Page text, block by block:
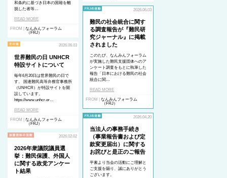
和条約に基づき日本の国籍を離
脱した者等…
READ MORE
FROM | なんみんフォーラム
（FRJ）
2026.06.03
難民の社会統合に関す
る調査報告が『難民研
究ジャーナル』に掲載
されました
このたび、なんみんフォーラム
が実施した難民支援団体へのア
ンケート調査をもとに執筆した
報告「日本における難民の社会
統合に関…
READ MORE
FROM | なんみんフォーラム
（FRJ）
2026.06.03
世界難民の日 UNHCR
特設サイトについて
毎年6月20日は世界難民の日で
す。 国連難民高等弁務官事務所
（UNHCR）が特設サイトを開
設しています。
https://www.unhcr.or…
READ MORE
FROM | なんみんフォーラム
（FRJ）
2026.04.20
当法人の事務手続き
（事業報告書および定
款変更届出）に関する
お詫びと是正のご報告
平素より当会の活動にご理解と
ご支援を賜り、誠にありがとう
ございます。
2026.02.02
2026年衆議院議員選
挙：難民保護、外国人
に関する政党アンケー
ト結果